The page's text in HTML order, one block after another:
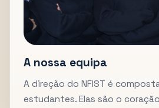
A nossa equipa
A direção do NFIST é
estudantes. Elas são o coração